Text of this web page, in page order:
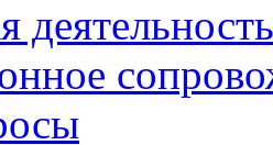
деятельность